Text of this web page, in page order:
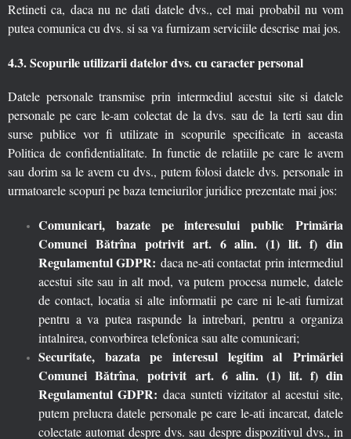
Retineti ca, daca nu ne dati datele dvs., cel mai probabil nu vom
putea comunica cu dvs. si sa va furnizam serviciile descrise mai jos.
4.3. Scopurile utilizarii datelor dvs. cu caracter personal
Datele personale transmise prin intermediul acestui site si datele
personale pe care le-am colectat de la dvs. sau de la terti sau din
surse publice vor fi utilizate in scopurile specificate in aceasta
Politica de confidentialitate. In functie de relatiile pe care le avem
sau dorim sa le avem cu dvs., putem folosi datele dvs. personale in
urmatoarele scopuri pe baza temeiurilor juridice prezentate mai jos:
Comunicari, bazate pe interesului public Primăria
Comunei Bătrîna potrivit art. 6 alin. (1) lit. f) din
Regulamentul GDPR: daca ne-ati contactat prin intermediul
acestui site sau in alt mod, va putem procesa numele, datele
de contact, locatia si alte informatii pe care ni le-ati furnizat
pentru a va putea raspunde la intrebari, pentru a organiza
intalnirea, convorbirea telefonica sau alte comunicari;
Securitate, bazata pe interesul legitim al Primăriei
Comunei Bătrîna,potrivit art. 6 alin. (1) lit. f) din
Regulamentul GDPR: daca sunteti vizitator al acestui site,
putem prelucra datele personale pe care le-ati incarcat, datele
colectate automat despre dvs. sau despre dispozitivul dvs., in